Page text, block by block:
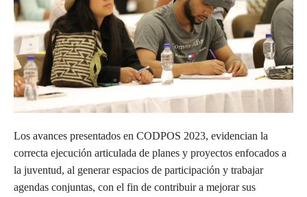
Los avances presentados en CODPOS 2023, evidencian la
correcta ejecución articulada de planes y proyectos enfocados a
la juventud, al generar espacios de participación y trabajar
agendas conjuntas, con el fin de contribuir a mejorar sus